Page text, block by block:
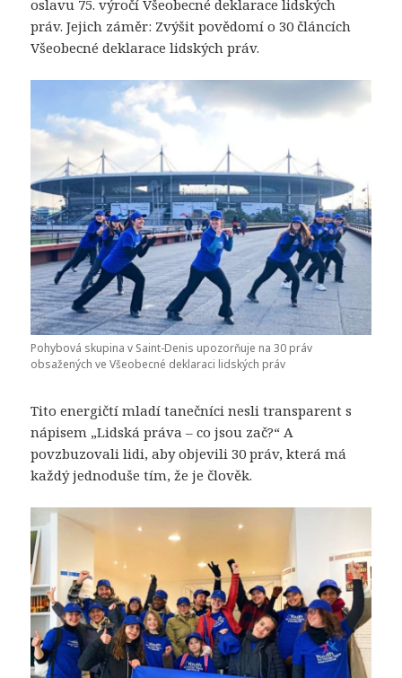
oslavu 75. výročí Všeobecné deklarace lidských
práv. Jejich záměr: Zvýšit povědomí o 30 článcích
Všeobecné deklarace lidských práv.
Pohybová skupina v Saint-Denis upozorňuje na 30 práv
obsažených ve Všeobecné deklaraci lidských práv
Tito energičtí mladí tanečníci nesli transparent s
nápisem „Lidská práva – co jsou zač?“ A
povzbuzovali lidi, aby objevili 30 práv, která má
každý jednoduše tím, že je člověk.